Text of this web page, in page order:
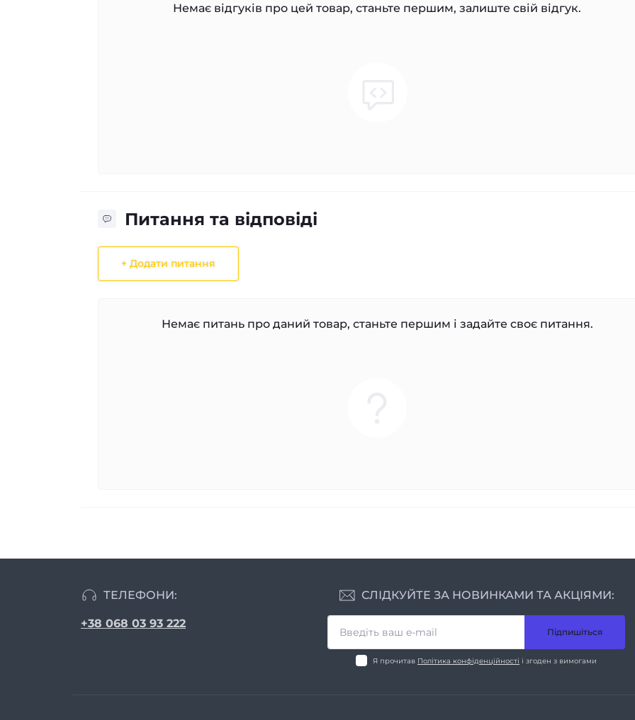
Немає відгуків про цей товар, станьте першим, залиште свій відгук.
Питання та відповіді
+ Додати питання
Немає питань про даний товар, станьте першим і задайте своє питання.
ТЕЛЕФОНИ:
+38 068 03 93 222
СЛІДКУЙТЕ ЗА НОВИНКАМИ ТА АКЦІЯМИ:
Підпишіться
Я прочитав Політика конфіденційності і згоден з вимогами